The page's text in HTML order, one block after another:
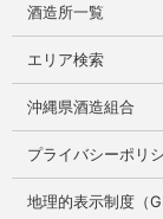
酒造所一覧
エリア検索
沖縄県酒造組合
プライバシーポリ
地理的表示制度（